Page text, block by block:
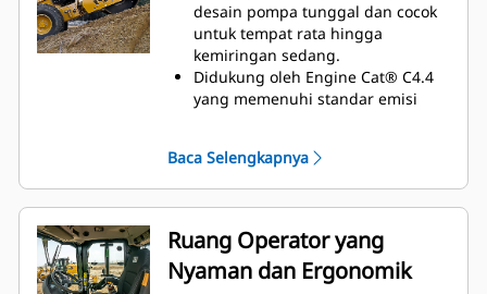
desain pompa tunggal dan cocok
untuk tempat rata hingga
kemiringan sedang.
Didukung oleh Engine Cat® C4.4
yang memenuhi standar emisi
Mode Eco membatasi RPM engine
untuk membantu mengurangi
konsumsi bahan bakar.
Baca Selengkapnya
Ruang Operator yang
Nyaman dan Ergonomik